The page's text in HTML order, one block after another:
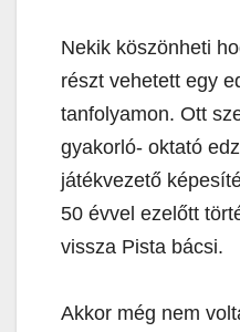
Nekik köszönheti
részt vehetett egy
tanfolyamon. Ott
gyakorló- oktató
játékvezető
50 évvel ezelőtt
vissza Pista bácsi.
Akkor még nem